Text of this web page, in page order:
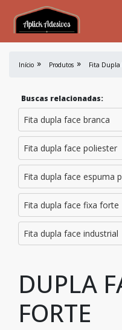
Início Produtos Fita Dupla
Buscas relacionadas:
Fita dupla face branca
Fita dupla face poliester
Fita dupla face espuma
Fita dupla face fixa forte
Fita dupla face industrial
DUPLA
FORTE